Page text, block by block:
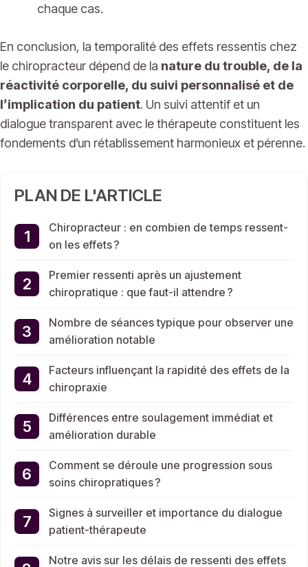
chaque cas.
En conclusion, la temporalité des effets ressentis chez
le chiropracteur dépend de la nature du trouble, de la
réactivité corporelle, du suivi personnalisé et de
l’implication du patient. Un suivi attentif et un
dialogue transparent avec le thérapeute constituent les
fondements d’un rétablissement harmonieux et pérenne.
PLAN DE L'ARTICLE
Chiropracteur : en combien de temps ressent-
on les effets ?
Premier ressenti après un ajustement
chiropratique : que faut-il attendre ?
Nombre de séances typique pour observer une
amélioration notable
Facteurs influençant la rapidité des effets de la
chiropraxie
Différences entre soulagement immédiat et
amélioration durable
Comment se déroule une progression sous
soins chiropratiques ?
Signes à surveiller et importance du dialogue
patient-thérapeute
Notre avis sur les délais de ressenti des effets